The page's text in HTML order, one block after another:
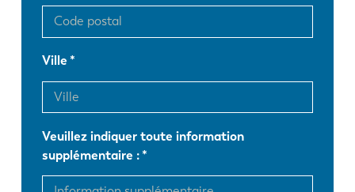
Ville
Veuillez indiquer toute information
supplémentaire :
PL SK
KO